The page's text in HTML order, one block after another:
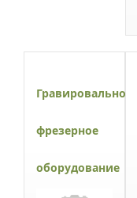
Гравировально-
фрезерное
оборудование